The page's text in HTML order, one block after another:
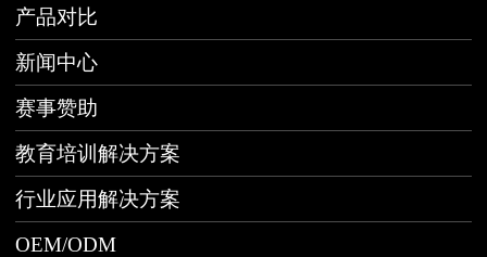
产品对比
新闻中心
赛事赞助
教育培训解决方案
行业应用解决方案
OEM/ODM